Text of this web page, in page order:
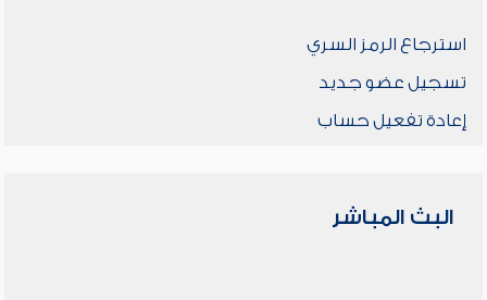
استرجاع الرمز السري
تسجيل عضو جديد
إعادة تفعيل حساب
البث المباشر